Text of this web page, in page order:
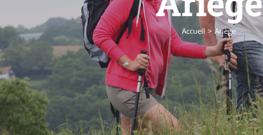
Accueil Ariège